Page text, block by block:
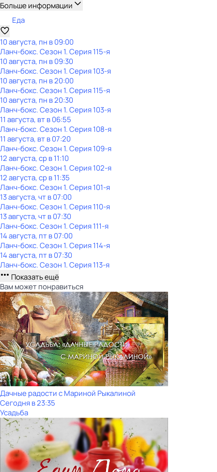
Больше информации
Еда
10 августа, пн в 09:00
Ланч-бокс. Сезон 1. Серия 115-я
10 августа, пн в 09:30
Ланч-бокс. Сезон 1. Серия 103-я
10 августа, пн в 20:00
Ланч-бокс. Сезон 1. Серия 115-я
10 августа, пн в 20:30
Ланч-бокс. Сезон 1. Серия 103-я
11 августа, вт в 06:55
Ланч-бокс. Сезон 1. Серия 108-я
11 августа, вт в 07:20
Ланч-бокс. Сезон 1. Серия 109-я
12 августа, ср в 11:10
Ланч-бокс. Сезон 1. Серия 102-я
12 августа, ср в 11:35
Ланч-бокс. Сезон 1. Серия 101-я
13 августа, чт в 07:00
Ланч-бокс. Сезон 1. Серия 110-я
13 августа, чт в 07:30
Ланч-бокс. Сезон 1. Серия 111-я
14 августа, пт в 07:00
Ланч-бокс. Сезон 1. Серия 114-я
14 августа, пт в 07:30
Ланч-бокс. Сезон 1. Серия 113-я
Показать ещё
Вам может понравиться
Дачные радости с Мариной Рыкалиной
Сегодня в 23:35
Усадьба